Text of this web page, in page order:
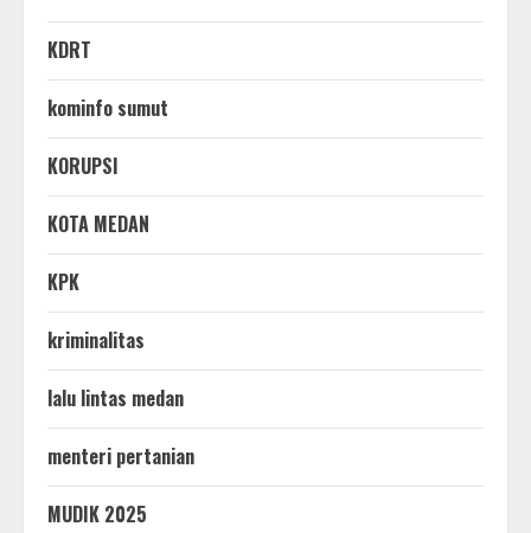
KDRT
kominfo sumut
KORUPSI
KOTA MEDAN
KPK
kriminalitas
lalu lintas medan
menteri pertanian
MUDIK 2025